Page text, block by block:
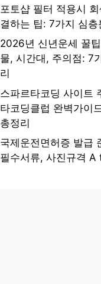
포토샵 필터 적용시
결하는 팁: 7가지 심층
2026년 신년운세 꿀
물, 시간대, 주의점: 7
리
스파르타코딩 사이트
타코딩클럽 완벽가이
총정리
국제운전면허증 발급
필수서류, 사진규격 A